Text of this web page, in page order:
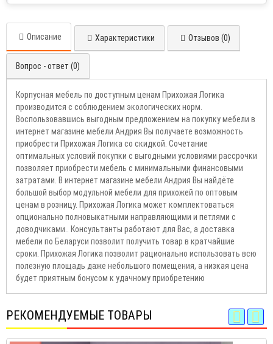
Описание Характеристики Отзывов (0)
Вопрос - ответ (0)
Корпусная мебель по доступным ценам Прихожая Логика
производится с соблюдением экологических норм.
Воспользовавшись выгодным предложением на покупку мебели в
интернет магазине мебели Андрия Вы получаете возможность
приобрести Прихожая Логика со скидкой. Сочетание
оптимальных условий покупки с выгодными условиями рассрочки
позволяет приобрести мебель с минимальными финансовыми
затратами. В интернет магазине мебели Андрия Вы найдёте
большой выбор модульной мебели для прихожей по оптовым
ценам в розницу. Прихожая Логика может комплектоваться
опционально полновыкатными направляющими и петлями с
доводчиками.. Консультанты работают для Вас, а доставка
мебели по Беларуси позволит получить товар в кратчайшие
сроки. Прихожая Логика позволит рационально использовать всю
полезную площадь даже небольшого помещения, а низкая цена
будет приятным бонусом к удачному приобретению
РЕКОМЕНДУЕМЫЕ ТОВАРЫ